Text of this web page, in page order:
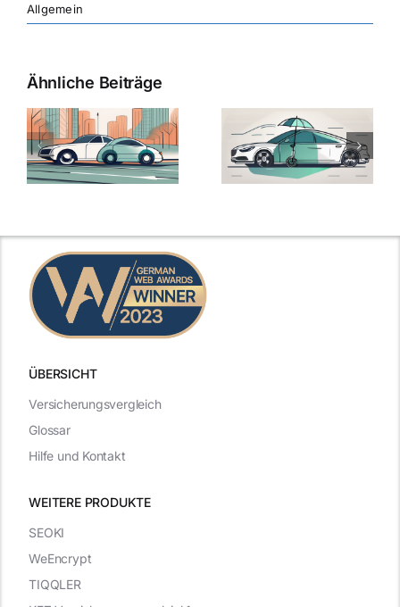
Allgemein
Ähnliche Beiträge
ÜBERSICHT
WEITERE PRODUKTE
Versicherungsvergleich
Glossar
Hilfe und Kontakt
SEOKI
WeEncrypt
TIQQLER